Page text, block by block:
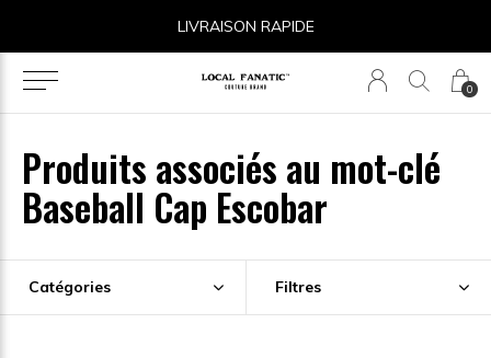
0
LIVRAISON RAPIDE
Produits associés au mot-clé
Baseball Cap Escobar
Catégories Filtres